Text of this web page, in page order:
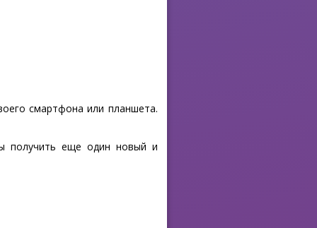
смартфона или планшета.
получить еще один новый и